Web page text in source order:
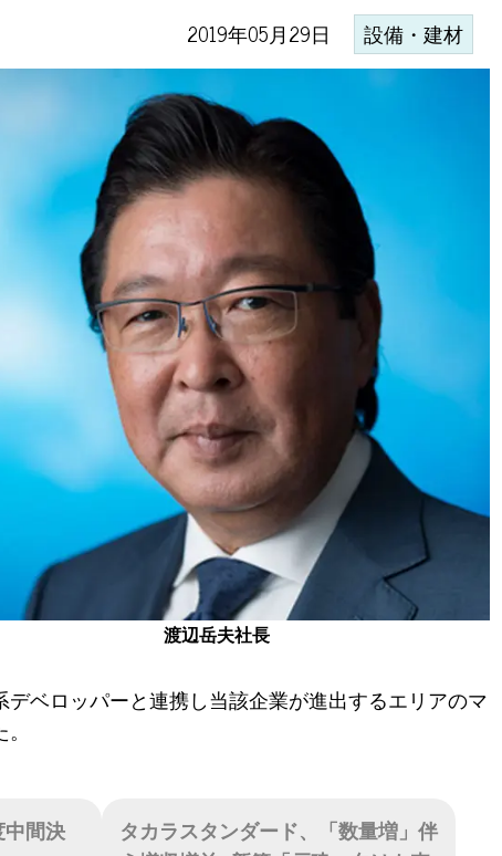
2019年05月29日 設備・建材
渡辺岳夫社長
ベロッパーと連携し当該企業が進出するエリアのマ
中間決
タカラスタンダード、「数量増」伴